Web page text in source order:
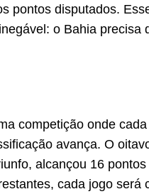
pontos disputados.
o Bahia precisa
competição onde
avança. O
alcançou 16
cada jogo será